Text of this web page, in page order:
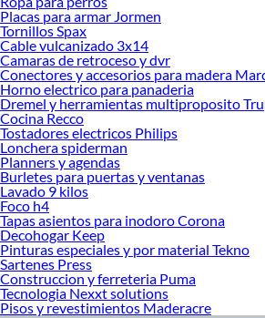
Placas para armar Jormen
Tornillos Spax
Cable vulcanizado 3x14
Camaras de retroceso y dvr
Conectores y accesorios para madera
Horno electrico para panaderia
Dremel y herramientas multiproposito
Cocina Recco
Tostadores electricos Philips
Lonchera spiderman
Planners y agendas
Burletes para puertas y ventanas
Lavado 9 kilos
Foco h4
Tapas asientos para inodoro Corona
Decohogar Keep
Pinturas especiales y por material Tekno
Sartenes Press
Construccion y ferreteria Puma
Tecnologia Nexxt solutions
Pisos y revestimientos Maderacre